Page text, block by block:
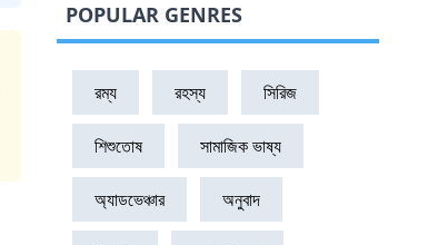
POPULAR GENRES
রম্য রহস্য সিরিজ
শিশুতোষ সামাজিক ভাষ্য
অ্যাডভেঞ্চার অনুবাদ